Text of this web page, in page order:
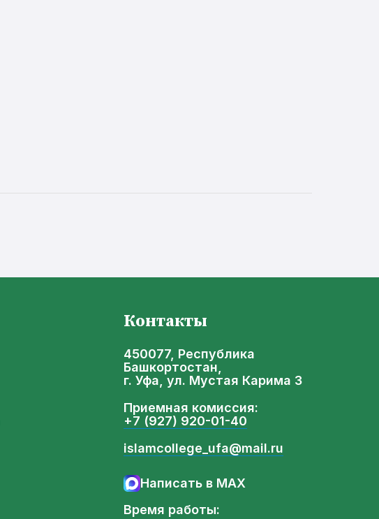
Контакты
450077, Республика
Башкортостан,
г. Уфа, ул. Мустая Карима 3
Приемная комиссия:
+7 (927) 920-01-40
islamcollege_ufa@mail.ru
Написать в MAX
Время работы: